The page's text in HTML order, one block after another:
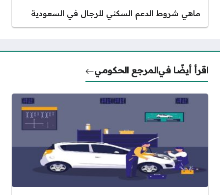
ماهي شروط الدعم السكني للرجال في السعودية
اقرأ أيضًا فيالمرجع الحكومي